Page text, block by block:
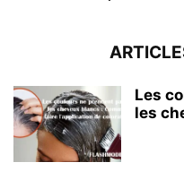
Les
les